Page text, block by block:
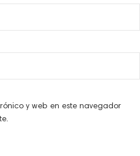
y web en este navegador